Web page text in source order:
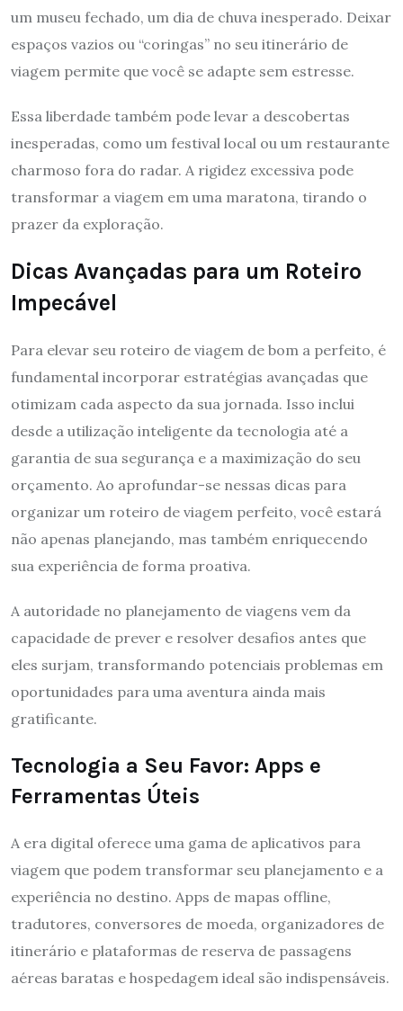
um museu fechado, um dia de chuva inesperado. Deixar
espaços vazios ou “coringas” no seu itinerário de
viagem permite que você se adapte sem estresse.
Essa liberdade também pode levar a descobertas
inesperadas, como um festival local ou um restaurante
charmoso fora do radar. A rigidez excessiva pode
transformar a viagem em uma maratona, tirando o
prazer da exploração.
Dicas Avançadas para um Roteiro
Impecável
Para elevar seu roteiro de viagem de bom a perfeito, é
fundamental incorporar estratégias avançadas que
otimizam cada aspecto da sua jornada. Isso inclui
desde a utilização inteligente da tecnologia até a
garantia de sua segurança e a maximização do seu
orçamento. Ao aprofundar-se nessas dicas para
organizar um roteiro de viagem perfeito, você estará
não apenas planejando, mas também enriquecendo
sua experiência de forma proativa.
A autoridade no planejamento de viagens vem da
capacidade de prever e resolver desafios antes que
eles surjam, transformando potenciais problemas em
oportunidades para uma aventura ainda mais
gratificante.
Tecnologia a Seu Favor: Apps e
Ferramentas Úteis
A era digital oferece uma gama de aplicativos para
viagem que podem transformar seu planejamento e a
experiência no destino. Apps de mapas offline,
tradutores, conversores de moeda, organizadores de
itinerário e plataformas de reserva de passagens
aéreas baratas e hospedagem ideal são indispensáveis.